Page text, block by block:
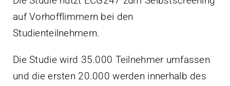
auf Vorhofflimmern bei den
Studienteilnehmern.
Die Studie wird 35.000 Teilnehmer umfassen
und die ersten 20.000 werden innerhalb des